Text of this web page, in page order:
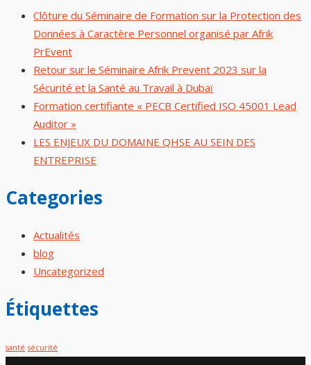
Clôture du Séminaire de Formation sur la Protection des
Données à Caractère Personnel organisé par Afrik
PrEvent
Retour sur le Séminaire Afrik Prevent 2023 sur la
Sécurité et la Santé au Travail à Dubaï
Formation certifiante « PECB Certified ISO 45001 Lead
Auditor »
LES ENJEUX DU DOMAINE QHSE AU SEIN DES
ENTREPRISE
Categories
Actualités
blog
Uncategorized
Étiquettes
santé sécurité